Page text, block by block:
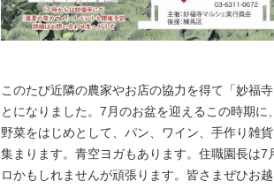
このたび近隣の農家やお店の協力を得て「妙福
とになりました。7月のお盆を迎えるこの時期
野菜をはじめとして、パン、ワイン、手作り雑
集まります。青空ヨガもあります。住職園長は7
ロかもしれませんが頑張ります。皆さまぜひお越